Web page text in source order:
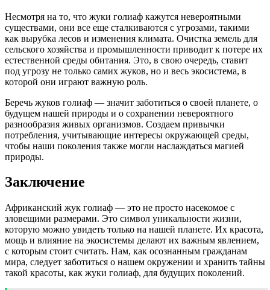
Несмотря на то, что жуки голиаф кажутся невероятными
существами, они все еще сталкиваются с угрозами, такими
как вырубка лесов и изменения климата. Очистка земель для
сельского хозяйства и промышленности приводит к потере их
естественной среды обитания. Это, в свою очередь, ставит
под угрозу не только самих жуков, но и весь экосистема, в
которой они играют важную роль.
Беречь жуков голиаф — значит заботиться о своей планете, о
будущем нашей природы и о сохранении невероятного
разнообразия живых организмов. Создаем привычки
потребления, учитывающие интересы окружающей среды,
чтобы наши поколения также могли наслаждаться магией
природы.
Заключение
Африканский жук голиаф — это не просто насекомое с
зловещими размерами. Это символ уникальности жизни,
которую можно увидеть только на нашей планете. Их красота,
мощь и влияние на экосистемы делают их важным явлением,
с которым стоит считать. Нам, как осознанным гражданам
мира, следует заботиться о нашем окружении и хранить тайны
такой красоты, как жуки голиаф, для будущих поколений.